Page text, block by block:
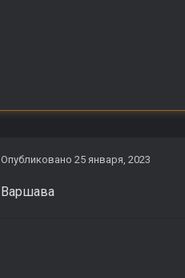
Опубликовано 25 января, 2023
Варшава